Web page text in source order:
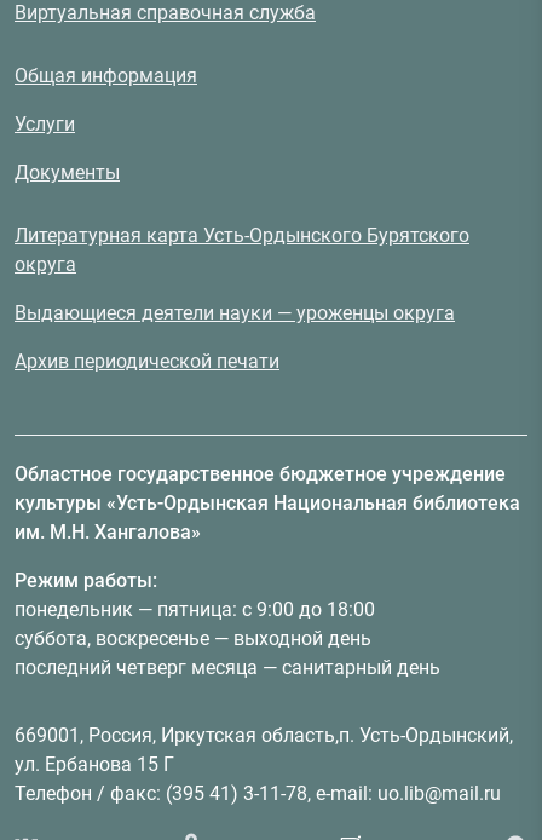
Виртуальная справочная служба
Общая информация
Услуги
Документы
Литературная карта Усть-Ордынского Бурятского
округа
Выдающиеся деятели науки — уроженцы округа
Архив периодической печати
Областное государственное бюджетное учреждение
культуры «Усть-Ордынская Национальная библиотека
им. М.Н. Хангалова»
Режим работы:
понедельник — пятница: с 9:00 до 18:00
суббота, воскресенье — выходной день
последний четверг месяца — санитарный день
669001, Россия, Иркутская область,п. Усть-Ордынский,
ул. Ербанова 15 Г
Телефон / факс: (395 41) 3-11-78, e-mail: uo.lib@mail.ru